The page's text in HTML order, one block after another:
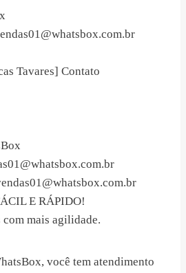
Tavares] Contato
E RÁPIDO!
mais agilidade.
você tem atendimento